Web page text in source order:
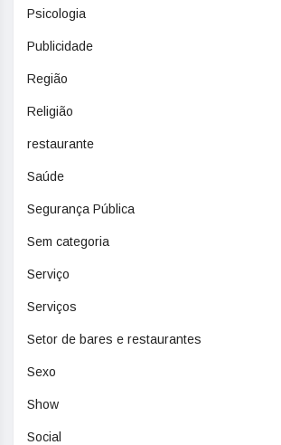
Psicologia
Publicidade
Região
Religião
restaurante
Saúde
Segurança Pública
Sem categoria
Serviço
Serviços
Setor de bares e restaurantes
Sexo
Show
Social